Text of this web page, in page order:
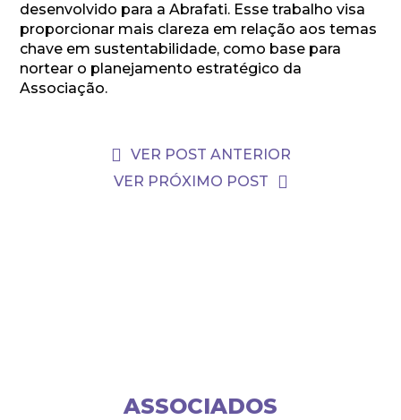
desenvolvido para a Abrafati. Esse trabalho visa
proporcionar mais clareza em relação aos temas
chave em sustentabilidade, como base para
nortear o planejamento estratégico da
Associação.
VER POST ANTERIOR
VER PRÓXIMO POST
ASSOCIADOS